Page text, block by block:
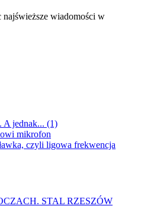
najświeższe wiadomości w
A jednak... (1)
mikrofon
czyli ligowa frekwencja
STAL RZESZÓW